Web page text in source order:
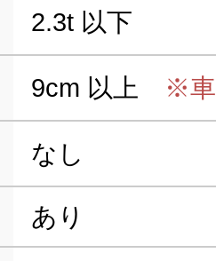
2.3t 以下
9cm 以上 ※車
なし
あり